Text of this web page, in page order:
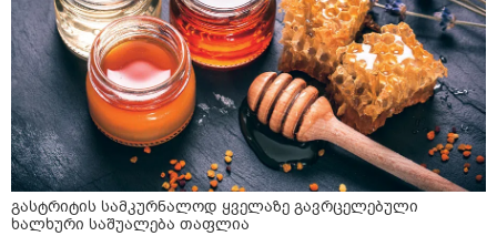
გასტრიტის სამკურნალოდ ყველაზე გავრცელებული
ხალხური საშუალება თაფლია